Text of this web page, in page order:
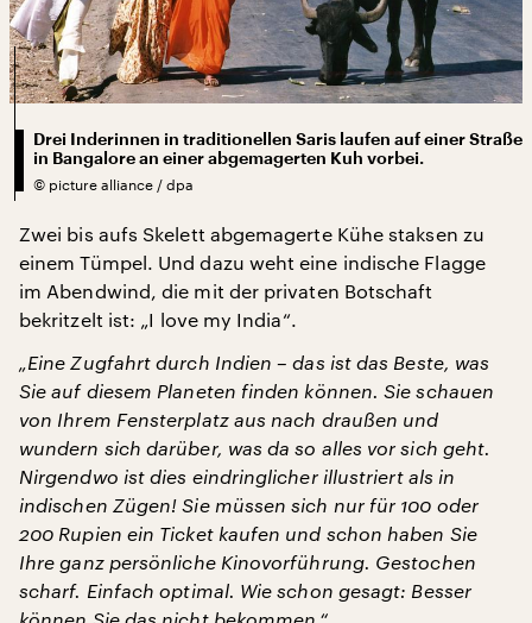
Drei Inderinnen in traditionellen Saris laufen auf einer Straße
in Bangalore an einer abgemagerten Kuh vorbei.
© picture alliance / dpa
Zwei bis aufs Skelett abgemagerte Kühe staksen zu
einem Tümpel. Und dazu weht eine indische Flagge
im Abendwind, die mit der privaten Botschaft
bekritzelt ist: „I love my India“.
„Eine Zugfahrt durch Indien – das ist das Beste, was
Sie auf diesem Planeten finden können. Sie schauen
von Ihrem Fensterplatz aus nach draußen und
wundern sich darüber, was da so alles vor sich geht.
Nirgendwo ist dies eindringlicher illustriert als in
indischen Zügen! Sie müssen sich nur für 100 oder
200 Rupien ein Ticket kaufen und schon haben Sie
Ihre ganz persönliche Kinovorführung. Gestochen
scharf. Einfach optimal. Wie schon gesagt: Besser